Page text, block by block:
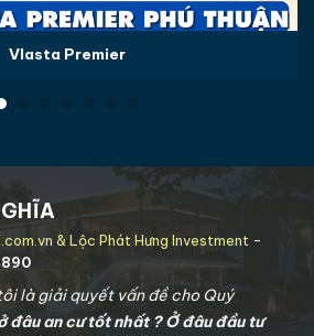
Vlasta Premier
& Lộc Phát Hưng Investment -
là giải quyết vấn đề cho Quý
đâu an cư tốt nhất ? Ở đâu đầu tư